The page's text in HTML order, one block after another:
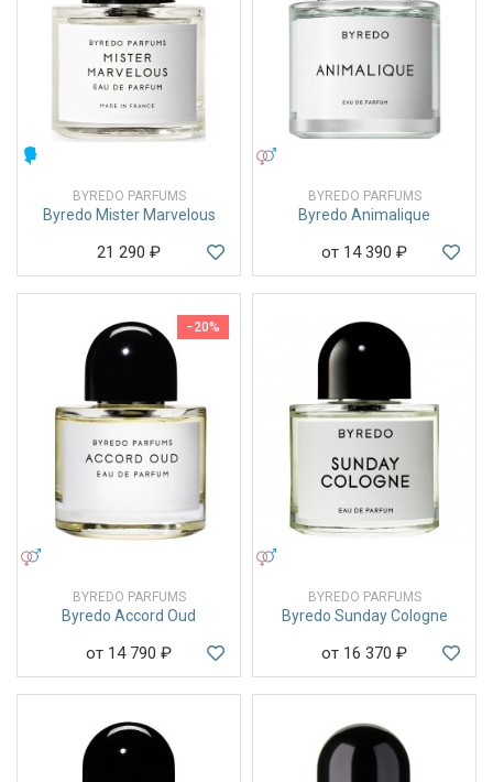
BYREDO PARFUMS
Byredo Mister Marvelous
21 290 ₽
BYREDO PARFUMS
Byredo Animalique
от 14 390 ₽
−20%
BYREDO PARFUMS
Byredo Accord Oud
от 14 790 ₽
BYREDO PARFUMS
Byredo Sunday Cologne
от 16 370 ₽